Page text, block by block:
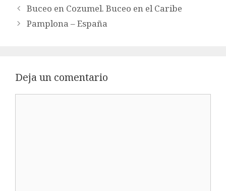
Buceo en Cozumel. Buceo en el Caribe
Pamplona – España
Deja un comentario